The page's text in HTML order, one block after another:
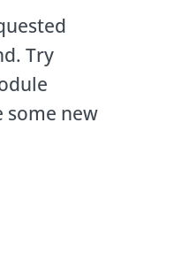
Try
some new